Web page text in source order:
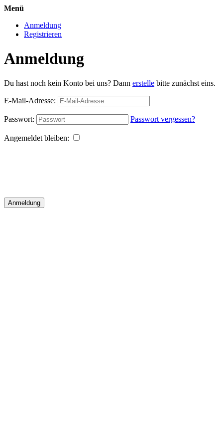
Menü
Anmeldung
Registrieren
Anmeldung
Du hast noch kein Konto bei uns? Dann erstelle bitte zunächst eins.
E-Mail-Adresse:
Passwort: Passwort vergessen?
Angemeldet bleiben:
Anmeldung